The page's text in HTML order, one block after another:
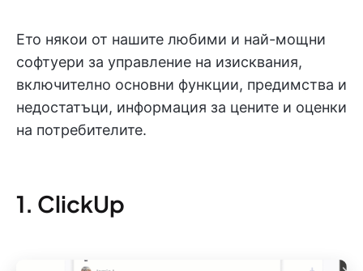
Ето някои от нашите любими и най-мощни
софтуери за управление на изисквания,
включително основни функции, предимства и
недостатъци, информация за цените и оценки
на потребителите.
1. ClickUp